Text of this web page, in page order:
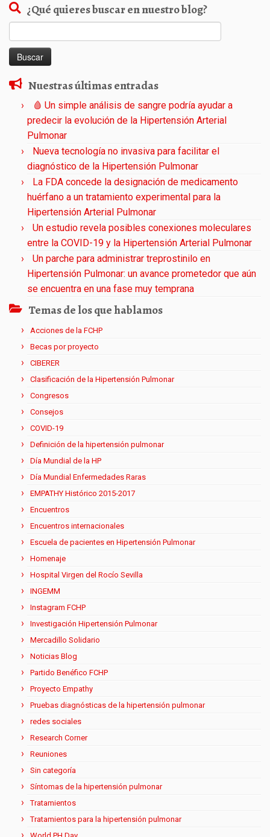
¿Qué quieres buscar en nuestro blog?
Nuestras últimas entradas
🩸 Un simple análisis de sangre podría ayudar a
predecir la evolución de la Hipertensión Arterial
Pulmonar
Nueva tecnología no invasiva para facilitar el
diagnóstico de la Hipertensión Pulmonar
La FDA concede la designación de medicamento
huérfano a un tratamiento experimental para la
Hipertensión Arterial Pulmonar
Un estudio revela posibles conexiones moleculares
entre la COVID-19 y la Hipertensión Arterial Pulmonar
Un parche para administrar treprostinilo en
Hipertensión Pulmonar: un avance prometedor que aún
se encuentra en una fase muy temprana
Temas de los que hablamos
Acciones de la FCHP
Becas por proyecto
CIBERER
Clasificación de la Hipertensión Pulmonar
Congresos
Consejos
COVID-19
Definición de la hipertensión pulmonar
Día Mundial de la HP
Día Mundial Enfermedades Raras
EMPATHY Histórico 2015-2017
Encuentros
Encuentros internacionales
Escuela de pacientes en Hipertensión Pulmonar
Homenaje
Hospital Virgen del Rocío Sevilla
INGEMM
Instagram FCHP
Investigación Hipertensión Pulmonar
Mercadillo Solidario
Noticias Blog
Partido Benéfico FCHP
Proyecto Empathy
Pruebas diagnósticas de la hipertensión pulmonar
redes sociales
Research Corner
Reuniones
Sin categoría
Síntomas de la hipertensión pulmonar
Tratamientos
Tratamientos para la hipertensión pulmonar